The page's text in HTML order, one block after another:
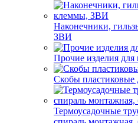
Наконечники,
ЗВИ
Прочие изделия для
Скобы пластиковые
Термоусадочные